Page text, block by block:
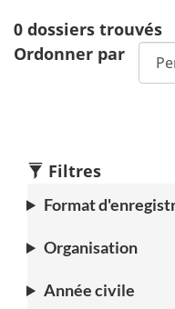
0 dossiers trouvés
Ordonner par
Filtres
Format
Organisation
Année civile